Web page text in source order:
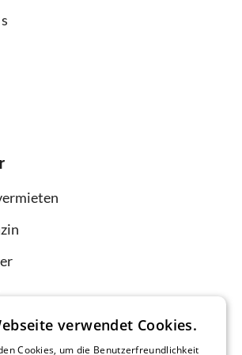
verwendet Cookies.
Cookies, um die Benutzerfreundlichkeit